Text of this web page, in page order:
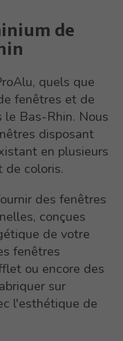
de
quels que
fenêtres et de
le Bas-Rhin. Nous
disposant
en plusieurs
de coloris.
des fenêtres
conçues
de votre
fenêtres
ou encore des
sur
l'esthétique de